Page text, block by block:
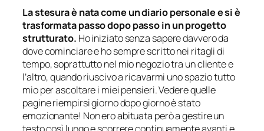
La stesura è nata come un diario personale e si è
trasformata passo dopo passo in un progetto
strutturato. Ho iniziato senza sapere davvero da
dove cominciare e ho sempre scritto nei ritagli di
tempo, soprattutto nel mio negozio tra un cliente e
l’altro, quando riuscivo a ricavarmi uno spazio tutto
mio per ascoltare i miei pensieri. Vedere quelle
pagine riempirsi giorno dopo giorno è stato
emozionante! Non ero abituata però a gestire un